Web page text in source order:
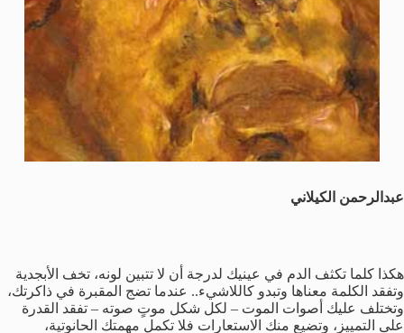
عبدالرحمن الكيلاني
هكذا كلما تكثف الدم في عينيك لدرجة أن لا تتبين لونه، تخف الأبجدية
وتفقد الكلمة معناها وتبدو كاللاشيء.. عندما تضج المقبرة في ذاكرتك،
وتختلف عليك أصوات الموت – لكل شكل موتٍ صوته – تفقد القدرة
على التمييز، وتضيع منك الاستعارات فلا تكمل مهمتك الحانوتية،